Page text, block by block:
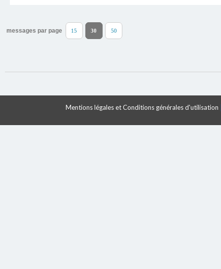
messages par page 15 30 50
Mentions légales et Conditions générales d'utilisation